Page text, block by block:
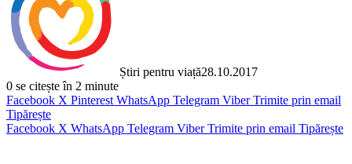
Știri pentru viață28.10.2017
0 se citește în 2 minute
Facebook X Pinterest WhatsApp Telegram Viber Trimite prin email
Tipărește
Facebook X WhatsApp Telegram Viber Trimite prin email Tipărește